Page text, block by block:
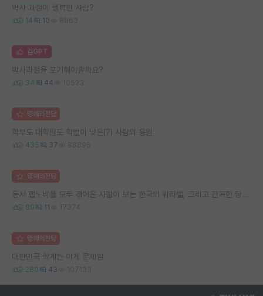
박사 과정이 행복한 사람?
14 10 8863
김GPT
박사과정을 포기해야할까요?
34 44 10523
명예의전당
학부도 대학원도 학벌이 낮은(?) 사람의 응원
435 37 88896
명예의전당
동서 랩노비를 모두 겪어온 사람이 보는 한국의 워라밸, 그리고 간곡한 당부의 말씀
89 11 17374
명예의전당
대한민국 학계는 이게 문제임
280 43 107133